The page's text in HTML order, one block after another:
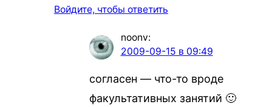
Войдите, чтобы ответить
noonv:
2009-09-15 в 09:49
согласен — что-то вроде
факультативных занятий 🙂